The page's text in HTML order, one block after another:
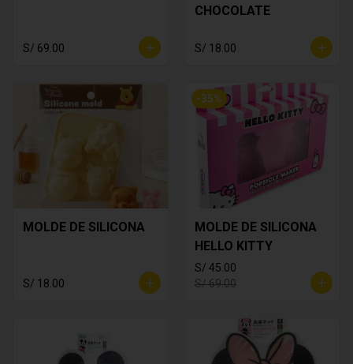
S/ 69.00
CHOCOLATE
S/ 18.00
MOLDE DE SILICONA
S/ 18.00
-35%
MOLDE DE SILICONA
HELLO KITTY
S/ 45.00
S/ 69.00